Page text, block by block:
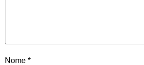
Nome *